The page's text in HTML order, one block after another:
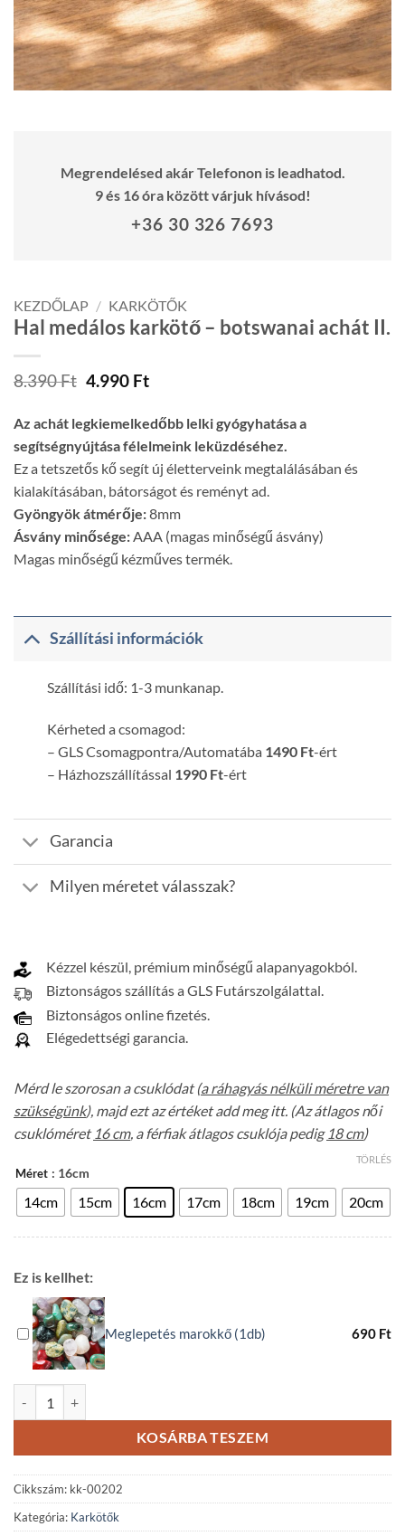
Megrendelésed akár Telefonon is leadhatod.
9 és 16 óra között várjuk hívásod!
+36 30 326 7693
KEZDŐLAP / KARKÖTŐK
Hal medálos karkötő – botswanai achát II.
8.390Ft Original
was:
8.390 Ft.
4.990 FtCurrent
is:
4.990 Ft.
Az achát legkiemelkedőbb lelki gyógyhatása a
segítségnyújtása félelmeink leküzdéséhez.
Ez a tetszetős kő segít új életterveink megtalálásában és
kialakításában, bátorságot és reményt ad.
Gyöngyök átmérője:8mm
Ásvány minősége:AAA (magas minőségű ásvány)
Magas minőségű kézműves termék.
Szállítási információk
Szállítási idő: 1-3 munkanap.
Kérheted a csomagod:
– GLS Csomagpontra/Automatába 1490 Ft-ért
– Házhozszállítással 1990 Ft-ért
Garancia
Milyen méretet válasszak?
Kézzel készül, prémium minőségű alapanyagokból.
Biztonságos szállítás a GLS Futárszolgálattal.
Biztonságos online fizetés.
Elégedettségi garancia.
Mérd le szorosan a csuklódat (a ráhagyás nélküli méretre van
szükségünk), majd ezt az értéket add meg itt. (Az átlagos női
csuklóméret 16 cm, a férfiak átlagos csuklója pedig 18 cm)
Méret : 16cm
14cm 15cm 16cm 17cm 18cm 19cm 20cm
TÖRLÉS
Ez is kellhet:
Meglepetés marokkő (1db) 690 Ft
KOSÁRBA TESZEM
Cikkszám: kk-00202
Kategória: Karkötők